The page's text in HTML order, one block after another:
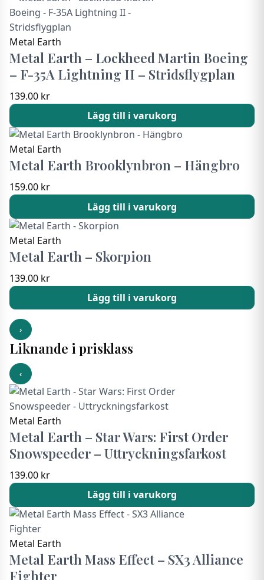
Metal Earth
Metal Earth – Lockheed Martin Boeing
– F-35A Lightning II – Stridsflygplan
139.00 kr
Lägg till i varukorg
Metal Earth
Metal Earth Brooklynbron – Hängbro
159.00 kr
Lägg till i varukorg
Metal Earth
Metal Earth – Skorpion
139.00 kr
Lägg till i varukorg
›
Liknande i prisklass
‹
Metal Earth
Metal Earth – Star Wars: First Order
Snowspeeder – Uttryckningsfarkost
139.00 kr
Lägg till i varukorg
Metal Earth
Metal Earth Mass Effect – SX3 Alliance
Fighter